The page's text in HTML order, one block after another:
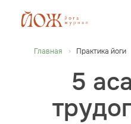
Главная Практика йоги
5